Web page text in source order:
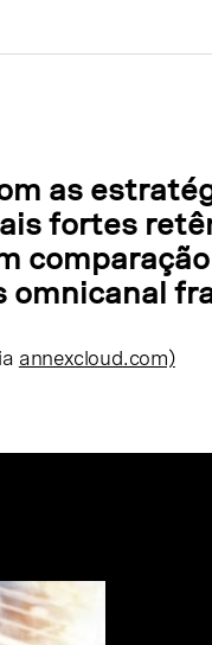
as
fortes
annexcloud.com)